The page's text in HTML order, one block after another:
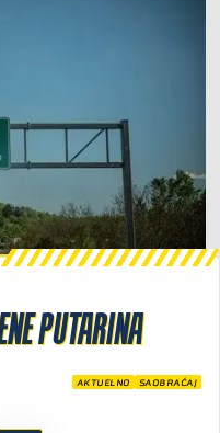
PUTARINA
AKTUELNO SAOBRAĆAJ